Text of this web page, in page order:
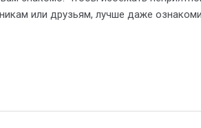
или друзьям, лучше даже